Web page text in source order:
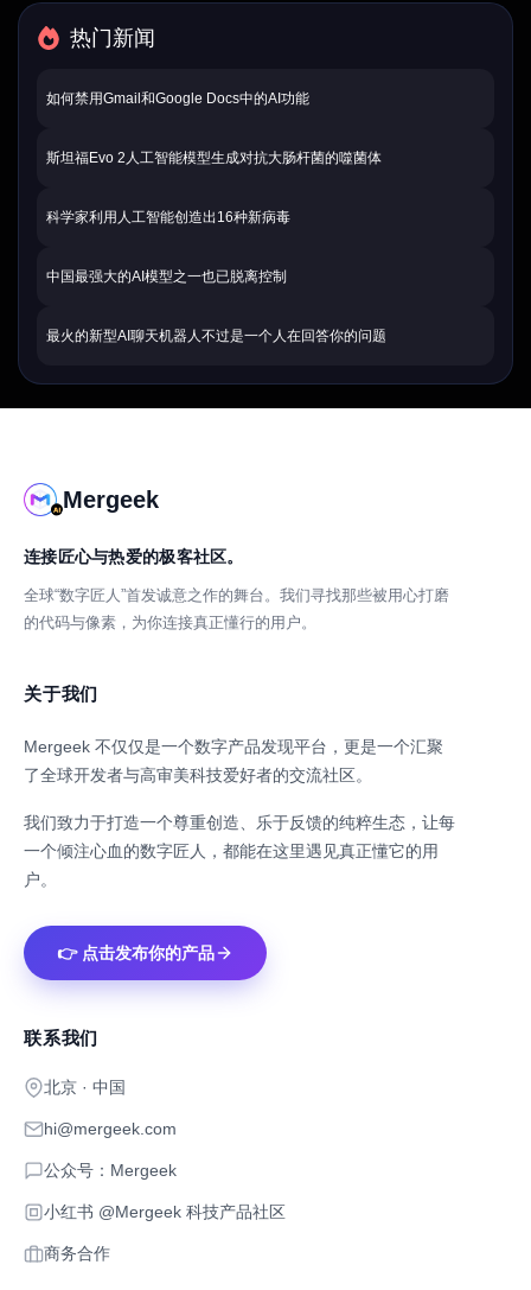
热门新闻
如何禁用Gmail和Google Docs中的AI功能
斯坦福Evo 2人工智能模型生成对抗大肠杆菌的噬菌体
科学家利用人工智能创造出16种新病毒
中国最强大的AI模型之一也已脱离控制
最火的新型AI聊天机器人不过是一个人在回答你的问题
Mergeek
连接匠心与热爱的极客社区。
全球“数字匠人”首发诚意之作的舞台。我们寻找那些被用心打磨
的代码与像素，为你连接真正懂行的用户。
关于我们
Mergeek 不仅仅是一个数字产品发现平台，更是一个汇聚
了全球开发者与高审美科技爱好者的交流社区。
我们致力于打造一个尊重创造、乐于反馈的纯粹生态，让每
一个倾注心血的数字匠人，都能在这里遇见真正懂它的用
户。
👉 点击发布你的产品
联系我们
北京 · 中国
hi@mergeek.com
公众号：Mergeek
小红书 @Mergeek 科技产品社区
商务合作